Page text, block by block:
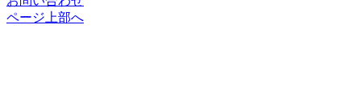
ページ上部へ